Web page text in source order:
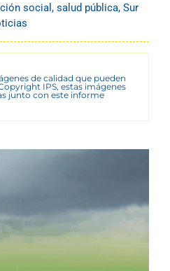
social , salud pública, Sur
de calidad que pueden
IPS, estas imágenes
junto con este informe